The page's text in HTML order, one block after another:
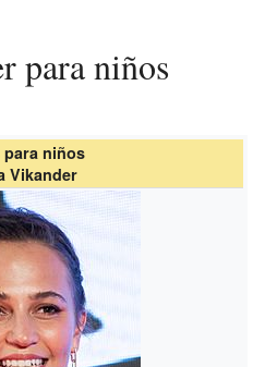
para niños
para niños
Vikander